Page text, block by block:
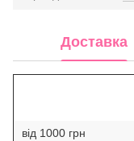
Доставка
від 1000 грн